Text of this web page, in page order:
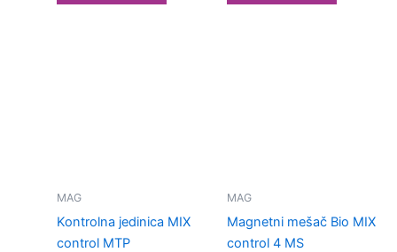
MAG
Kontrolna jedinica MIX
control MTP
MAG
Magnetni mešač Bio MIX
control 4 MS